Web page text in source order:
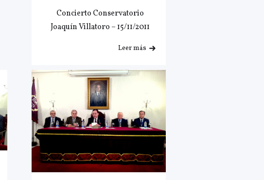
Concierto Conservatorio
Joaquín Villatoro – 15/11/2011
Leer más